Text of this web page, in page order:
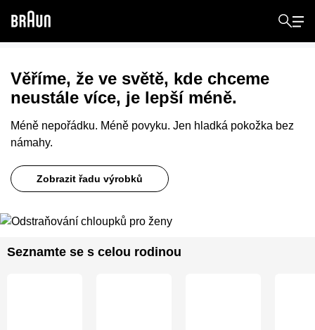
Věříme, že ve světě, kde chceme
neustále více, je lepší méně.
Méně nepořádku. Méně povyku. Jen hladká pokožka bez
námahy.
Zobrazit řadu výrobků
Seznamte se s celou rodinou